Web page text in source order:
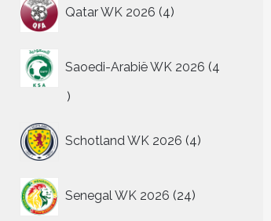
Qatar WK 2026 4
producten
Saoedi-Arabië WK 2026 4
4
Schotland WK 2026 4
producten
Senegal WK 2026 24
producten